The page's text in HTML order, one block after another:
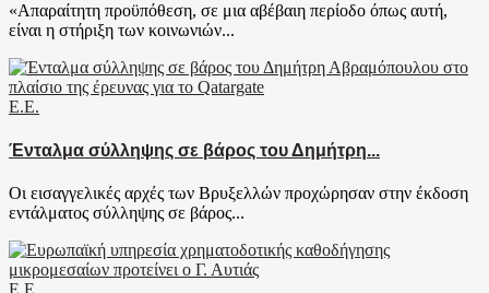
«Απαραίτητη προϋπόθεση, σε μια αβέβαιη περίοδο όπως αυτή,
είναι η στήριξη των κοινωνιών...
Ε.Ε.
Ένταλμα σύλληψης σε βάρος του Δημήτρη...
Οι εισαγγελικές αρχές των Βρυξελλών προχώρησαν στην έκδοση
εντάλματος σύλληψης σε βάρος...
Ε.Ε.